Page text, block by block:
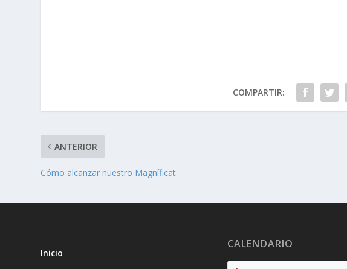
COMPARTIR:
ANTERIOR
Cómo alcanzar nuestro Magníficat
Inicio
CALENDARIO